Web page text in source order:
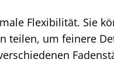
Flexibilität. Sie
teilen, um feinere